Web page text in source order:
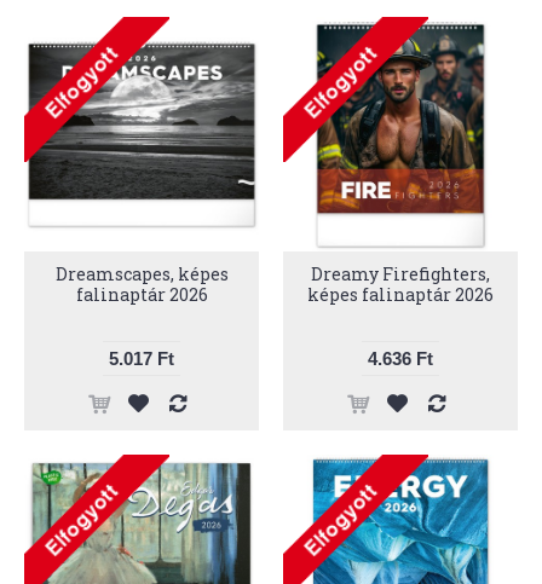
Dreamscapes, képes
falinaptár 2026
5.017 Ft
Dreamy Firefighters,
képes falinaptár 2026
4.636 Ft